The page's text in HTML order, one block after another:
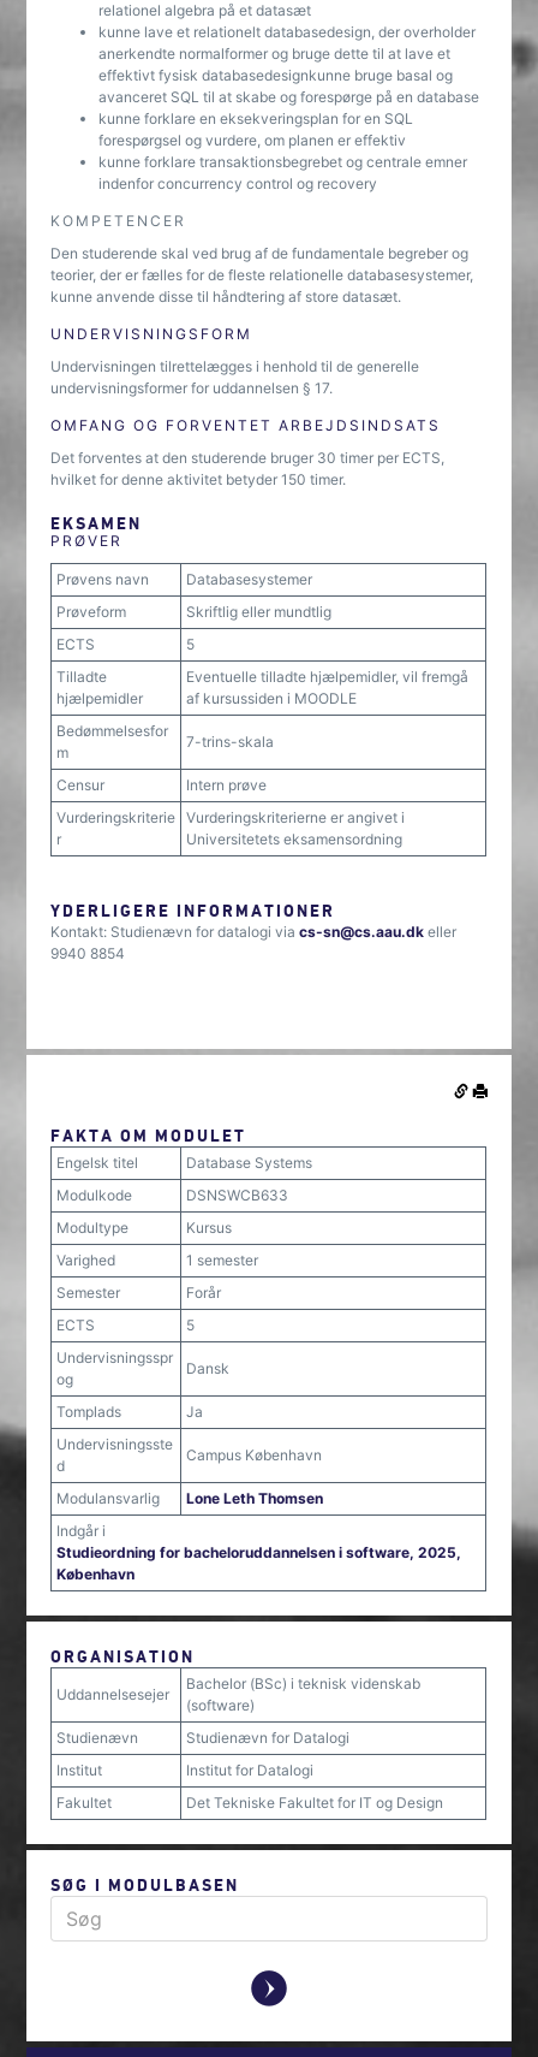
relationel algebra på et datasæt
kunne lave et relationelt databasedesign, der overholder
anerkendte normalformer og bruge dette til at lave et
effektivt fysisk databasedesignkunne bruge basal og
avanceret SQL til at skabe og forespørge på en database
kunne forklare en eksekveringsplan for en SQL
forespørgsel og vurdere, om planen er effektiv
kunne forklare transaktionsbegrebet og centrale emner
indenfor concurrency control og recovery
KOMPETENCER
Den studerende skal ved brug af de fundamentale begreber og
teorier, der er fælles for de fleste relationelle databasesystemer,
kunne anvende disse til håndtering af store datasæt.
UNDERVISNINGSFORM
Undervisningen tilrettelægges i henhold til de generelle
undervisningsformer for uddannelsen § 17.
OMFANG OG FORVENTET ARBEJDSINDSATS
Det forventes at den studerende bruger 30 timer per ECTS,
hvilket for denne aktivitet betyder 150 timer.
EKSAMEN
PRØVER
Prøvens navn
Databasesystemer
Prøveform
Skriftlig eller mundtlig
ECTS
5
Tilladte
hjælpemidler
Eventuelle tilladte hjælpemidler, vil fremgå
af kursussiden i MOODLE
Bedømmelsesfor
m
7-trins-skala
Censur
Intern prøve
Vurderingskriterie
r
Vurderingskriterierne er angivet i
Universitetets eksamensordning
YDERLIGERE INFORMATIONER
Kontakt: Studienævn for datalogi viacs-sn@cs.aau.dk eller
9940 8854
FAKTA OM MODULET
Engelsk titel
Database Systems
Modulkode
DSNSWCB633
Modultype
Kursus
Varighed
1 semester
Semester
Forår
ECTS
5
Undervisningsspr
og
Dansk
Tomplads
Ja
Undervisningsste
d
Campus København
Modulansvarlig
Lone Leth Thomsen
Indgår i
Studieordning for bacheloruddannelsen i software, 2025,
København
ORGANISATION
Uddannelsesejer
Bachelor (BSc) i teknisk videnskab
(software)
Studienævn
Studienævn for Datalogi
Institut
Institut for Datalogi
Fakultet
Det Tekniske Fakultet for IT og Design
SØG I MODULBASEN
y